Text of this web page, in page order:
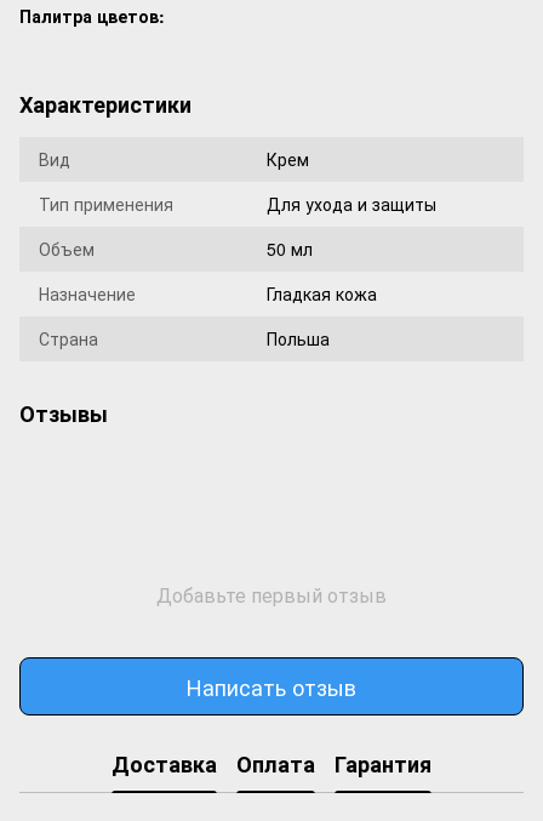
Палитра цветов:
Характеристики
Вид
Крем
Тип применения
Для ухода и защиты
Объем
50 мл
Назначение
Гладкая кожа
Страна
Польша
Отзывы
Добавьте первый отзыв
Написать отзыв
Доставка Оплата Гарантия